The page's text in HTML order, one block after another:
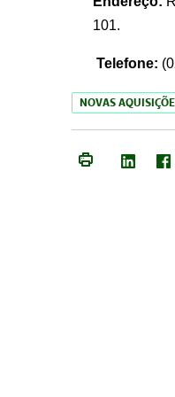
101.
Telefone:
NOVAS